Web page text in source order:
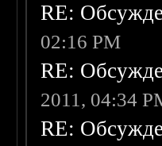
RE:
02:16 PM
RE:
2011, 04:34
RE: